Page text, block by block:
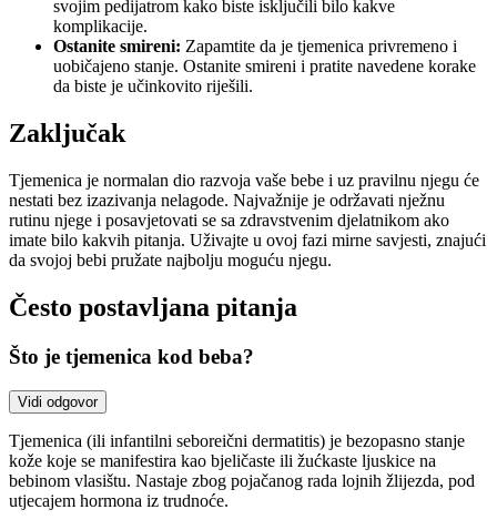
svojim pedijatrom kako biste isključili bilo kakve
komplikacije.
Ostanite smireni: Zapamtite da je tjemenica privremeno i
uobičajeno stanje. Ostanite smireni i pratite navedene korake
da biste je učinkovito riješili.
Zaključak
Tjemenica je normalan dio razvoja vaše bebe i uz pravilnu njegu će
nestati bez izazivanja nelagode. Najvažnije je održavati nježnu
rutinu njege i posavjetovati se sa zdravstvenim djelatnikom ako
imate bilo kakvih pitanja. Uživajte u ovoj fazi mirne savjesti, znajući
da svojoj bebi pružate najbolju moguću njegu.
Često postavljana pitanja
Što je tjemenica kod beba?
Vidi odgovor
Tjemenica (ili infantilni seboreični dermatitis) je bezopasno stanje
kože koje se manifestira kao bjeličaste ili žućkaste ljuskice na
bebinom vlasištu. Nastaje zbog pojačanog rada lojnih žlijezda, pod
utjecajem hormona iz trudnoće.